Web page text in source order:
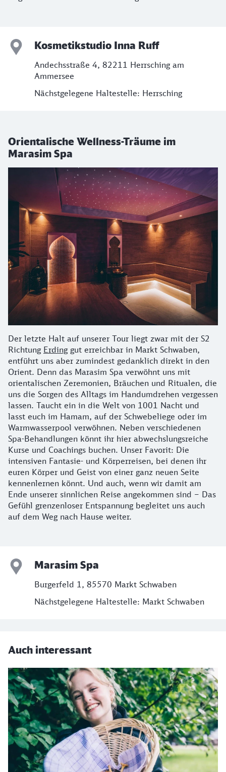
Kosmetikstudio Inna Ruff
Andechsstraße 4, 82211 Herrsching am
Ammersee
Nächstgelegene Haltestelle: Herrsching
Orientalische Wellness-Träume im
Marasim Spa
Der letzte Halt auf unserer Tour liegt zwar mit der S2
Richtung Erdinggut erreichbar in Markt Schwaben,
entführt uns aber zumindest gedanklich direkt in den
Orient. Denn das Marasim Spa verwöhnt uns mit
orientalischen Zeremonien, Bräuchen und Ritualen, die
uns die Sorgen des Alltags im Handumdrehen vergessen
lassen. Taucht ein in die Welt von 1001 Nacht und
lasst euch im Hamam, auf der Schwebeliege oder im
Warmwasserpool verwöhnen. Neben verschiedenen
Spa-Behandlungen könnt ihr hier abwechslungsreiche
Kurse und Coachings buchen. Unser Favorit: Die
intensiven Fantasie- und Körperreisen, bei denen ihr
euren Körper und Geist von einer ganz neuen Seite
kennenlernen könnt. Und auch, wenn wir damit am
Ende unserer sinnlichen Reise angekommen sind – Das
Gefühl grenzenloser Entspannung begleitet uns auch
auf dem Weg nach Hause weiter.
Marasim Spa
Burgerfeld 1, 85570 Markt Schwaben
Nächstgelegene Haltestelle: Markt Schwaben
Auch interessant